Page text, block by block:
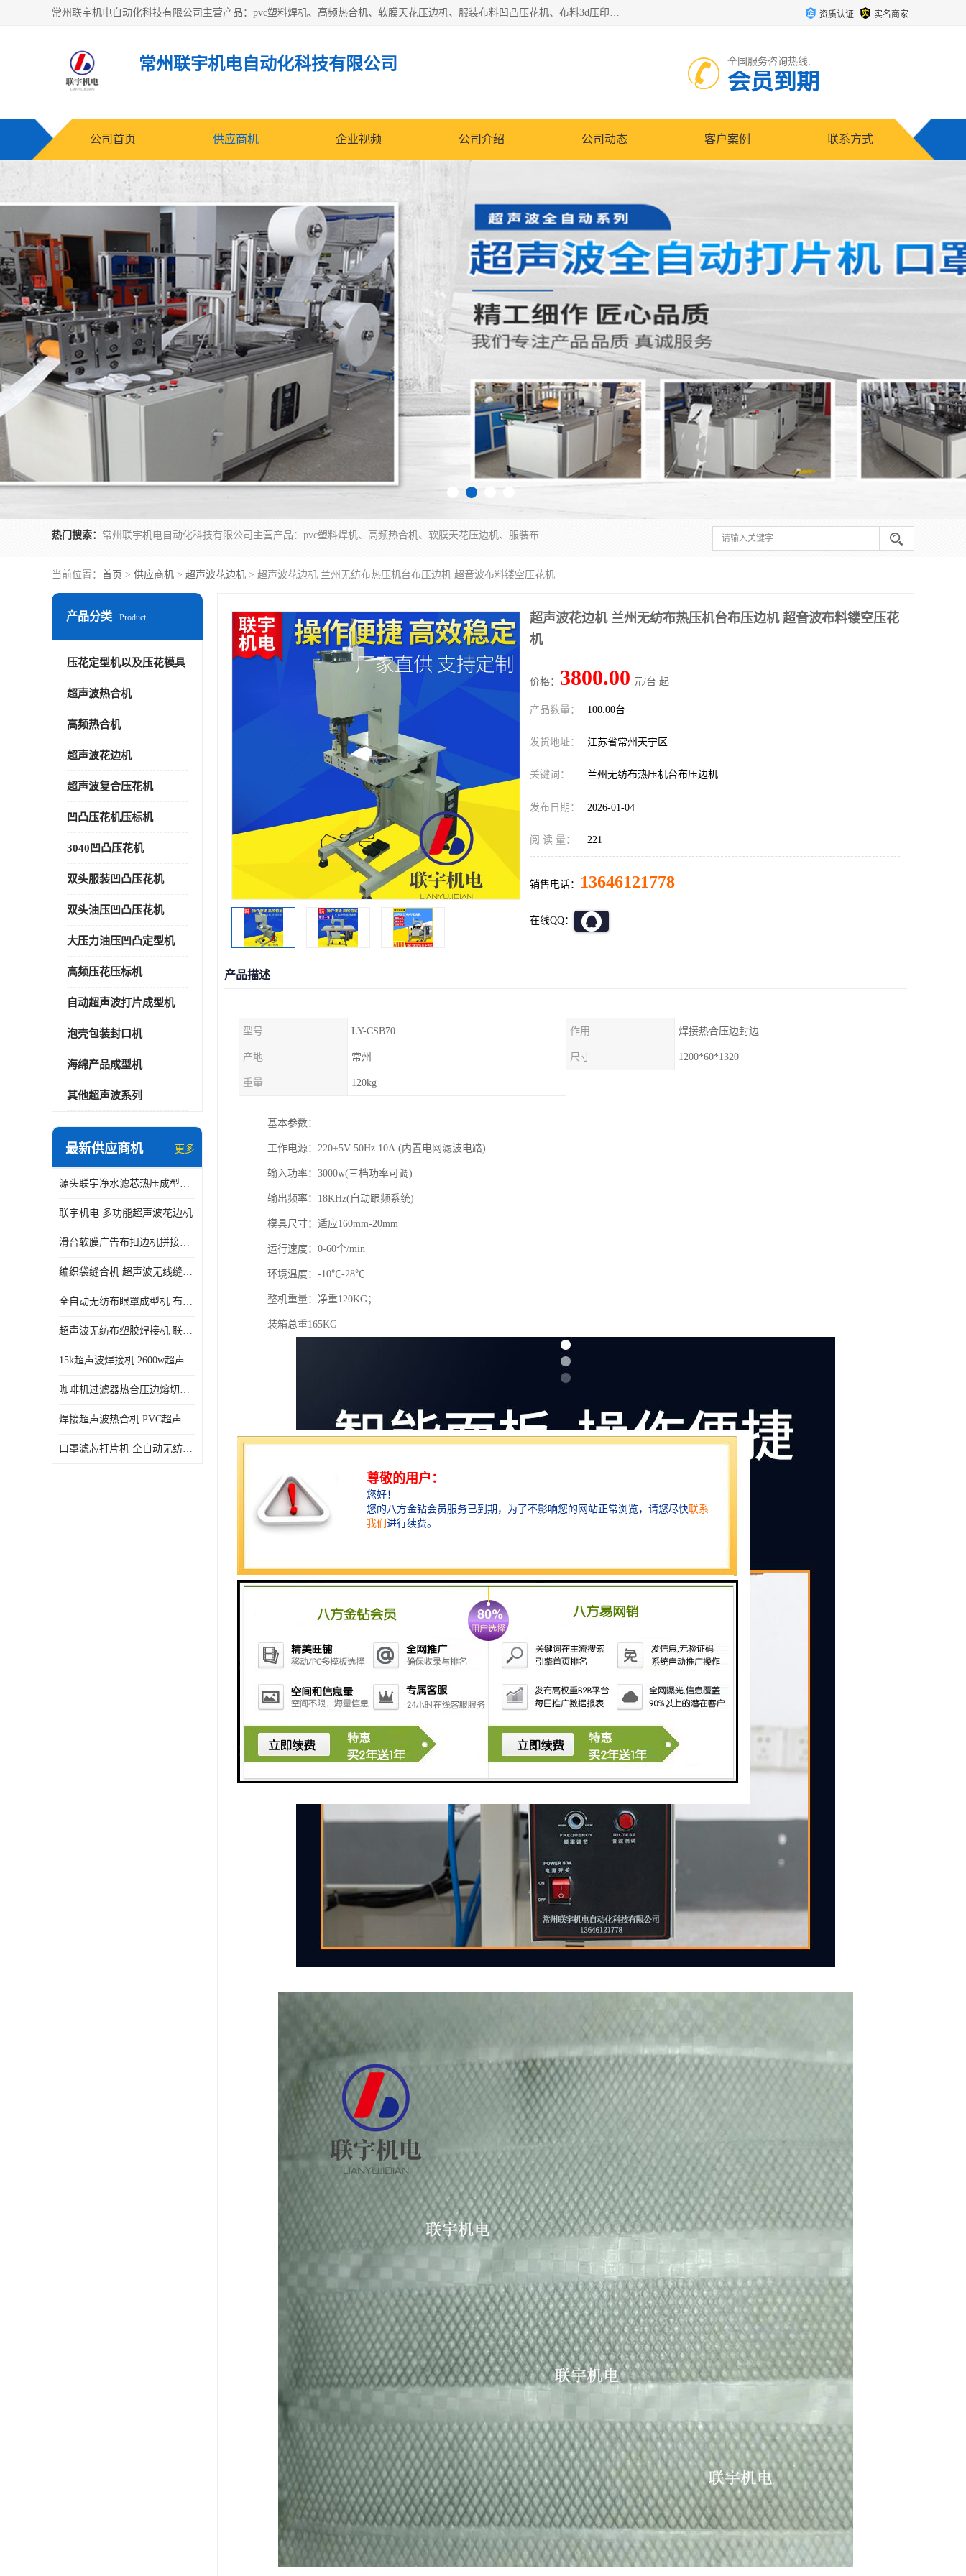
常州联宇机电自动化科技有限公司主营产品：pvc塑料焊机、高频热合机、软膜天花压边机、服装布料凹凸压花机、布料3d压印设备、服装植胶设备、超声波布料花边机、无纺布热合机、全自动压花机。 资质认证 实名商家
常州联宇机电自动化科技有限公司 全国服务咨询热线:
会员到期
公司首页 供应商机 企业视频 公司介绍 公司动态 客户案例 联系方式
热门搜索： 常州联宇机电自动化科技有限公司主营产品：pvc塑料焊机、高频热合机、软膜天花压边机、服装布料凹凸压花机、布料3d压印设备、服装植胶设备、超声波布料花边机、无纺布热合机、全自动压花机。
当前位置： 首页 > 供应商机 > 超声波花边机 > 超声波花边机 兰州无纺布热压机台布压边机 超音波布料镂空压花机
产品分类 Product
压花定型机以及压花模具
超声波热合机
高频热合机
超声波花边机
超声波复合压花机
凹凸压花机压标机
3040凹凸压花机
双头服装凹凸压花机
双头油压凹凸压花机
大压力油压凹凸定型机
高频压花压标机
自动超声波打片成型机
泡壳包装封口机
海绵产品成型机
其他超声波系列
最新供应商机 更多
源头联宇净水滤芯热压成型机器 超声波大功率封边机
联宇机电 多功能超声波花边机
滑台软膜广告布扣边机拼接机用于焊接热合拼接作用
编织袋缝合机 超声波无线缝合机 厂家现货供应
全自动无纺布眼罩成型机 布料海绵眼罩热合切边机
超声波无纺布塑胶焊接机 联宇制造
15k超声波焊接机 2600w超声波焊接机 联宇制造
咖啡机过滤器热合压边熔切机 超声波无纺布喷胶棉热合机
焊接超声波热合机 PVC超声波焊接机 无纺布超声波设备
口罩滤芯打片机 全自动无纺布压花压标设备 多层料复合机
超声波花边机 兰州无纺布热压机台布压边机 超音波布料镂空压花
机
价格： 3800.00 元/台 起
产品数量： 100.00台
发货地址： 江苏省常州天宁区
关键词： 兰州无纺布热压机台布压边机
发布日期： 2026-01-04
阅 读 量： 221
销售电话： 13646121778
在线QQ：
产品描述
型号 LY-CSB70 作用 焊接热合压边封边
产地 常州 尺寸 1200*60*1320
重量 120kg
基本参数：
工作电源：220±5V 50Hz 10A (内置电网滤波电路)
输入功率：3000w(三档功率可调)
输出频率：18KHz(自动跟频系统)
模具尺寸：适应160mm-20mm
运行速度：0-60个/min
环境温度：-10℃-28℃
整机重量：净重120KG；
装箱总重165KG